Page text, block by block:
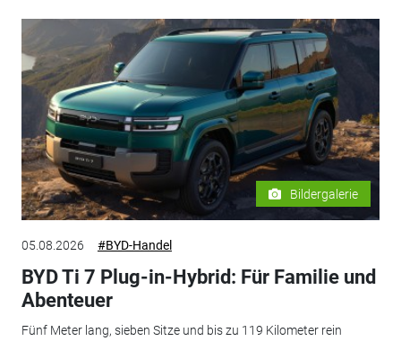
Bildergalerie
05.08.2026 #BYD-Handel
BYD Ti 7 Plug-in-Hybrid: Für Familie und
Abenteuer
Fünf Meter lang, sieben Sitze und bis zu 119 Kilometer rein